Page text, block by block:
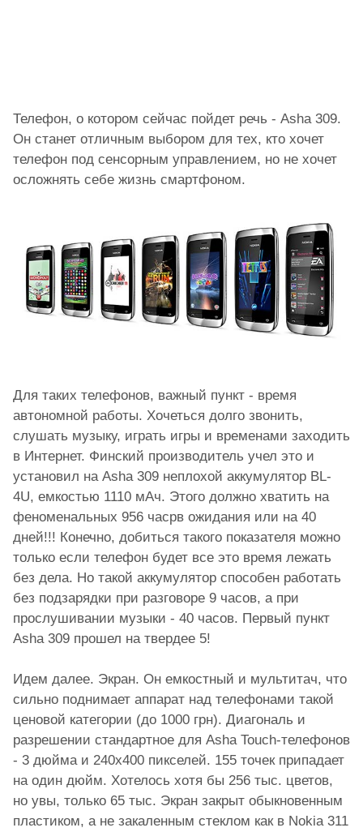
Телефон, о котором сейчас пойдет речь - Asha 309.
Он станет отличным выбором для тех, кто хочет
телефон под сенсорным управлением, но не хочет
осложнять себе жизнь смартфоном.
Для таких телефонов, важный пункт - время
автономной работы. Хочеться долго звонить,
слушать музыку, играть игры и временами заходить
в Интернет. Финский производитель учел это и
установил на Asha 309 неплохой аккумулятор BL-
4U, емкостью 1110 мАч. Этого должно хватить на
феноменальных 956 часрв ожидания или на 40
дней!!! Конечно, добиться такого показателя можно
только если телефон будет все это время лежать
без дела. Но такой аккумулятор способен работать
без подзарядки при разговоре 9 часов, а при
прослушивании музыки - 40 часов. Первый пункт
Asha 309 прошел на твердее 5!
Идем далее. Экран. Он емкостный и мультитач, что
сильно поднимает аппарат над телефонами такой
ценовой категории (до 1000 грн). Диагональ и
разрешении стандартное для Asha Touch-телефонов
- 3 дюйма и 240х400 пикселей. 155 точек припадает
на один дюйм. Хотелось хотя бы 256 тыс. цветов,
но увы, только 65 тыс. Экран закрыт обыкновенным
пластиком, а не закаленным стеклом как в Nokia 311